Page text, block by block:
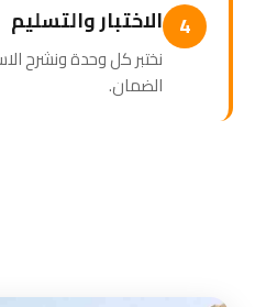
4 الاختبار والتسليم
نختبر كل وحدة ونشرح
الضمان.